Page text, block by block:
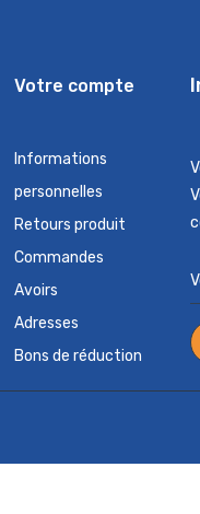
Votre compte
Informations
personnelles
Retours produit
Commandes
Avoirs
Adresses
Bons de réduction